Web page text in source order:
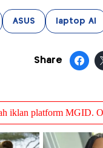
ASUS laptop AI
Share